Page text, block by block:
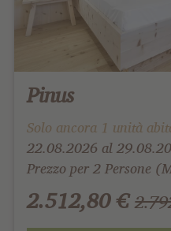
Pinus
Solo ancora 1 unità
22.08.2026 al
Prezzo per 2 Persone
2.512,80 €